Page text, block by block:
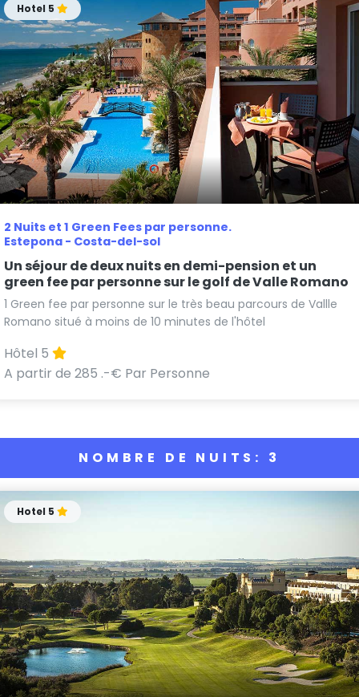
2 Nuits et 1 Green Fees par personne.
Estepona - Costa-del-sol
Hotel 5
Un séjour de deux nuits en demi-pension et un
green fee par personne sur le golf de Valle Romano
1 Green fee par personne sur le très beau parcours de Vallle
Romano situé à moins de 10 minutes de l'hôtel
Hôtel 5
A partir de 285 .-€ Par Personne
NOMBRE DE NUITS: 3
Hotel 5